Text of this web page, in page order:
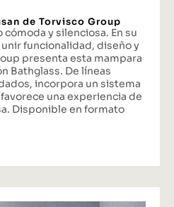
de Torvisco Group
y silenciosa. En su
funcionalidad, diseño y
presenta esta mampara
Bathglass. De líneas
incorpora un sistema
una experiencia de
Disponible en formato